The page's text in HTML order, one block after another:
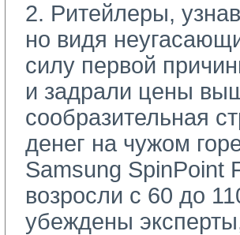
2. Ритейлеры,
но видя
силу первой
и задрали цены
сообразительная
денег на чужом
Samsung SpinPoint
возросли с 60 до
убеждены